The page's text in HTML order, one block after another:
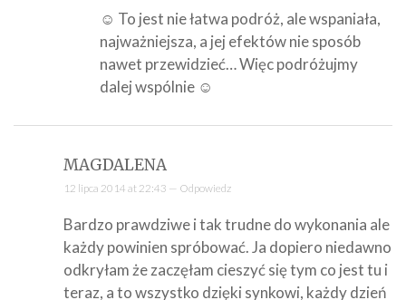
☺ To jest nie łatwa podróż, ale wspaniała,
najważniejsza, a jej efektów nie sposób
nawet przewidzieć… Więc podróżujmy
dalej wspólnie ☺
MAGDALENA
12 lipca 2014 at 22:43 — Odpowiedz
Bardzo prawdziwe i tak trudne do wykonania ale
każdy powinien spróbować. Ja dopiero niedawno
odkryłam że zaczęłam cieszyć się tym co jest tu i
teraz, a to wszystko dzięki synkowi, każdy dzień